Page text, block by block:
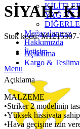
YAĞ VE
Mağazalarımız
Hakkımızda
İletişim
Menu
SİYAH-
Stok kodu:
Açıklama
Kargo &
Açıklama
MALZEME
•Striker 2 modelinin
•Yüksek hissiyata
•Hava geçişine izin